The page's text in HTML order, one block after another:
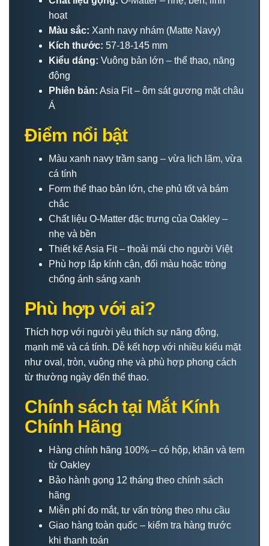
hoạt
Màu sắc: Xanh navy nhám (Matte Navy)
Kích thước: 57-18-145 mm
Kiểu dáng: Vuông bản lớn – thể thao, năng
động
Phiên bản: Asia Fit – ôm sát gương mặt châu
Á
Điểm nổi bật
Màu xanh navy trầm sang – vừa lịch lãm, vừa
cá tính
Form thể thao bản lớn, che phủ tốt và bám
chắc
Chất liệu O-Matter đặc trưng của Oakley –
nhẹ và bền
Thiết kế Asia Fit – thoải mái cho người Việt
Phù hợp lắp kính cận, đổi màu hoặc tròng
chống ánh sáng xanh
Phù hợp với ai?
Thích hợp với người yêu thích sự năng động,
mạnh mẽ và cá tính. Dễ kết hợp với nhiều kiểu mặt
như oval, tròn, vuông nhẹ và phù hợp phong cách
từ thường ngày đến thể thao.
Chính sách tại Mắt Kính
Chính Hãng
Hàng chính hãng 100% – có hộp, khăn và tem
từ Oakley
Bảo hành gọng 12 tháng theo chính sách
hãng
Miễn phí đo mắt, tư vấn tròng theo nhu cầu
Giao hàng toàn quốc – kiểm tra hàng trước
khi thanh toán